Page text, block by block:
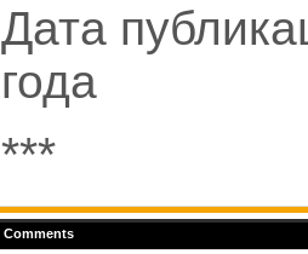
Дата
года
***
Comments